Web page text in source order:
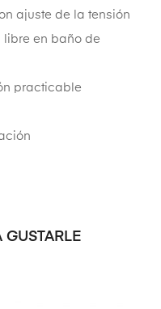
ajuste de la tensión
en baño de
practicable
GUSTARLE